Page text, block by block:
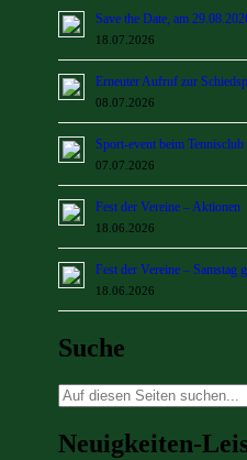
Save the Date, am
18.07.2026
Erneuter Aufruf zur
08.07.2026
Sport-event beim Tennisclub
07.07.2026
Fest der Vereine – Aktionen
18.06.2026
Fest der Vereine – Samstag
18.06.2026
Suche
Suche
nach:
Neuigkeiten-